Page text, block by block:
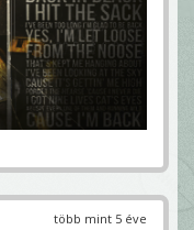
több mint 5 éve